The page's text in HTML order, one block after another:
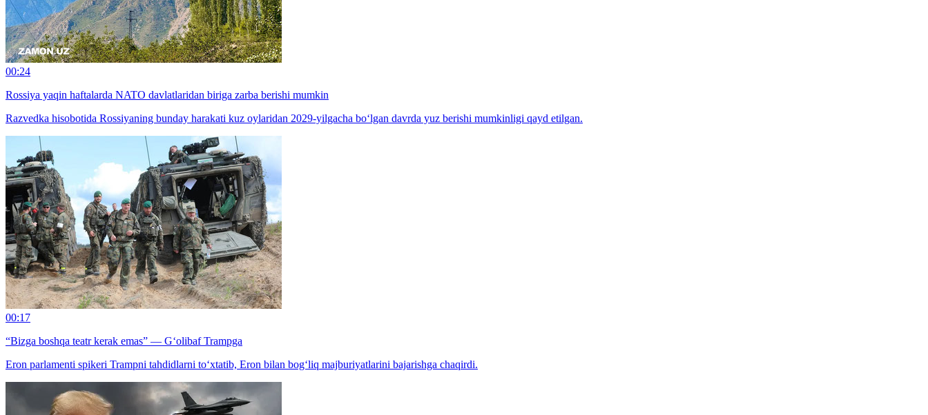
00:24
Rossiya yaqin haftalarda NATO davlatlaridan biriga zarba berishi mumkin
Razvedka hisobotida Rossiyaning bunday harakati kuz oylaridan 2029-yilgacha bo‘lgan davrda yuz berishi mumkinligi qayd etilgan.
00:17
“Bizga boshqa teatr kerak emas” — G‘olibaf Trampga
Eron parlamenti spikeri Trampni tahdidlarni to‘xtatib, Eron bilan bog‘liq majburiyatlarini bajarishga chaqirdi.